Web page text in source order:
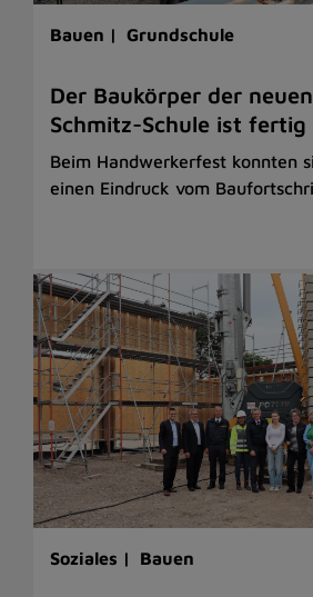
Bauen | Grundschule
Der Baukörper der
Schmitz-Schule ist fertig
Beim Handwerkerfest konnten
einen Eindruck vom
Soziales | Bauen